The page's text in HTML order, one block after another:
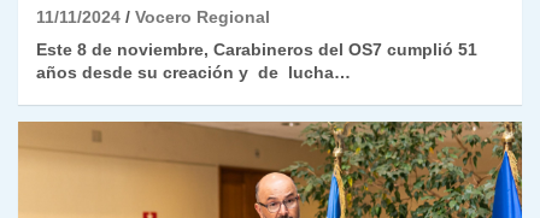
11/11/2024
Vocero Regional
Este 8 de noviembre, Carabineros del OS7 cumplió 51
años desde su creación y de lucha…